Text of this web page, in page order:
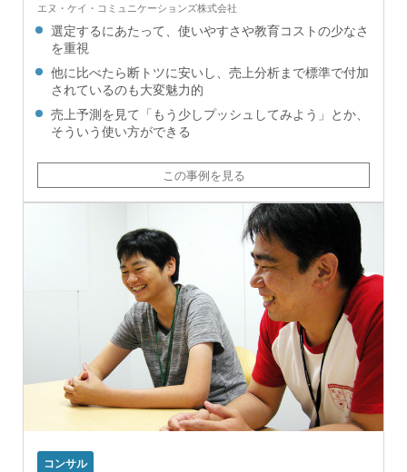
エヌ・ケイ・コミュニケーションズ株式会社
選定するにあたって、使いやすさや教育コストの少なさ
を重視
他に比べたら断トツに安いし、売上分析まで標準で付加
されているのも大変魅力的
売上予測を見て「もう少しプッシュしてみよう」とか、
そういう使い方ができる
この事例を見る
コンサル